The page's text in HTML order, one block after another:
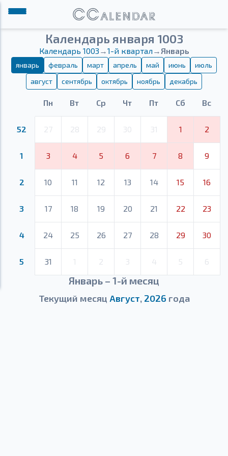
Календарь января 1003
Календарь 1003 →1-й квартал→ Январь
январь февраль март апрель май июнь
июль
август
сентябрь октябрь ноябрь декабрь
Пн Вт Ср Чт Пт Сб Вс
52 27 28 29 30 31 1 2
1 3 4 5 6 7 8 9
2 10 11 12 13 14 15 16
3 17 18 19 20 21 22 23
4 24 25 26 27 28 29 30
5 31 1 2 3 4 5 6
Январь – 1-й месяц
Текущий месяц Август, 2026 года